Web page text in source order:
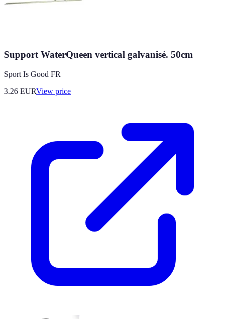
Support WaterQueen vertical galvanisé. 50cm
Sport Is Good FR
3.26 EURView price